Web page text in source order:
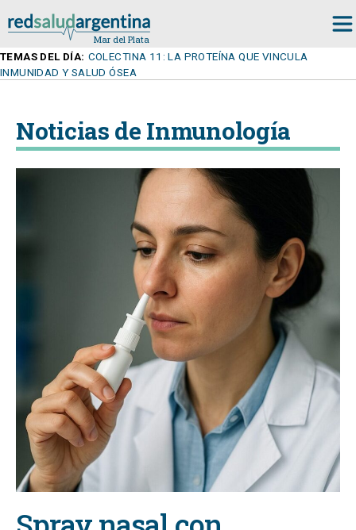
TEMAS DEL DÍA: COLECTINA 11: LA PROTEÍNA QUE VINCULA
INMUNIDAD Y SALUD ÓSEA
Noticias de Inmunología